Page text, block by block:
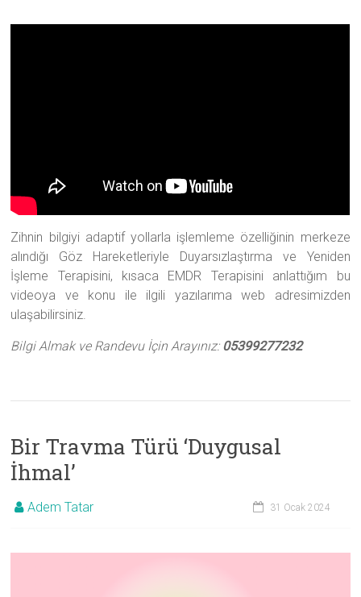
Zihnin bilgiyi adaptif yollarla işlemleme özelliğinin merkeze
alındığı Göz Hareketleriyle Duyarsızlaştırma ve Yeniden
İşleme Terapisini, kısaca EMDR Terapisini anlattığım bu
videoya ve konu ile ilgili yazılarıma web adresimizden
ulaşabilirsiniz.
Bilgi Almak ve Randevu İçin Arayınız: 05399277232
Bir Travma Türü ‘Duygusal
İhmal’
Adem Tatar 31 Ocak 2024